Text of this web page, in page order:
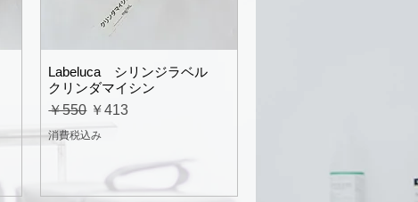
Labeluca シリンジラベル
クリンダマイシン
通常価格
￥550 セール価格
￥413
消費税込み